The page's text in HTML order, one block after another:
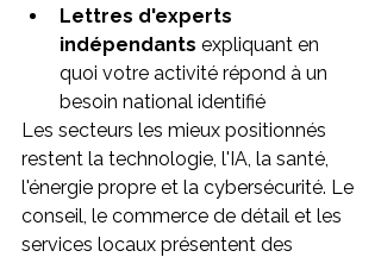
Lettres d'experts
indépendants expliquant en
quoi votre activité répond à un
besoin national identifié
Les secteurs les mieux positionnés
restent la technologie, l'IA, la santé,
l'énergie propre et la cybersécurité. Le
conseil, le commerce de détail et les
services locaux présentent des